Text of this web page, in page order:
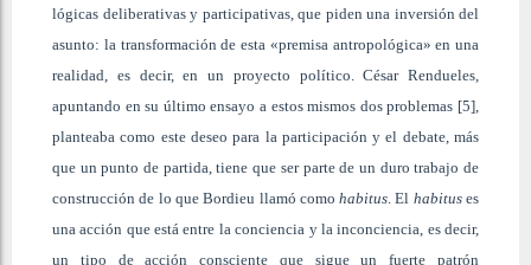
lógicas deliberativas y participativas, que piden una inversión del
asunto: la transformación de esta «premisa antropológica» en una
realidad, es decir, en un proyecto político. César Rendueles,
apuntando en su último ensayo a estos mismos dos problemas [5],
planteaba como este deseo para la participación y el debate, más
que un punto de partida, tiene que ser parte de un duro trabajo de
construcción de lo que Bordieu llamó comohabitus . El habituses
una acción que está entre la conciencia y la inconciencia, es decir,
un tipo de acción consciente que sigue un fuerte patrón